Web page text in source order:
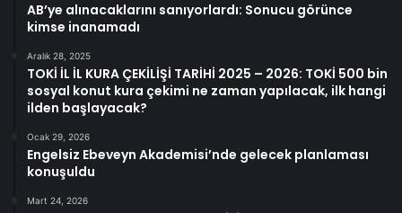
AB’ye alınacaklarını sanıyorlardı: Sonucu görünce
kimse inanamadı
Aralık 28, 2025
TOKİ İL İL KURA ÇEKİLİŞİ TARİHİ 2025 – 2026: TOKİ 500 bin
sosyal konut kura çekimi ne zaman yapılacak, ilk hangi
ilden başlayacak?
Ocak 29, 2026
Engelsiz Ebeveyn Akademisi’nde gelecek planlaması
konuşuldu
Mart 24, 2026